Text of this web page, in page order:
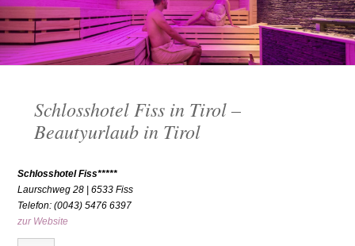
Schlosshotel Fiss in Tirol –
Beautyurlaub in Tirol
Schlosshotel Fiss*****
Laurschweg 28 | 6533 Fiss
Telefon: (0043) 5476 6397
zur Website